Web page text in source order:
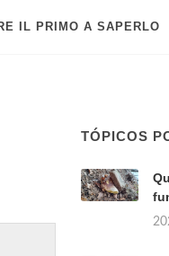
IL PRIMO A SAPERLO
TÓPICOS